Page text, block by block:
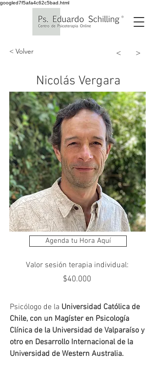
googled7f5afa4c62c5bad.html
< Volver < >
Nicolás Vergara
Agenda tu Hora Aquí
Valor sesión terapia individual:
$40.000
Psicólogo de la Universidad Católica de
Chile, con un Magíster en Psicología
Clínica de la Universidad de Valparaíso y
otro en Desarrollo Internacional de la
Universidad de Western Australia.